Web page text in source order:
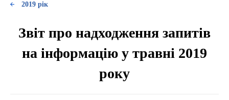
2019 рік
Звіт про надходження запитів
на інформацію у травні 2019
року